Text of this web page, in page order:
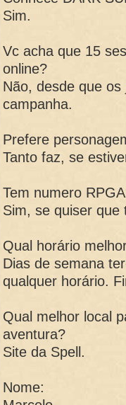
Sim.
Vc acha que 15
online?
Não, desde que
campanha.
Prefere
Tanto faz, se
Tem numero
Sim, se quiser que
Qual horário
Dias de semana
qualquer horário.
Qual melhor local
aventura?
Site da Spell.
Nome: